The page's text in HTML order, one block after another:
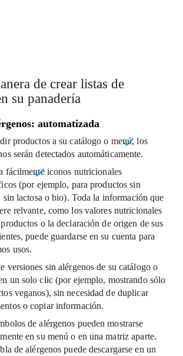
de crear listas de
su panadería
automatizada
productos a su catálogo o menú,los
serán detectados automáticamente.
fácilmente iconos nutricionales
(por ejemplo, para productos sin
sin lactosa o bio). Toda la información que
relvante, como los valores nutricionales
productos o la declaración de origen de sus
puede guardarse en su cuenta para
usos.
versiones sin alérgenos de su catálogo o
un solo clic (por ejemplo, mostrando sólo
veganos), sin necesidad de duplicar
o copiar información.
de alérgenos pueden mostrarse
en su menú o en una matriz aparte.
de alérgenos puede descargarse en un